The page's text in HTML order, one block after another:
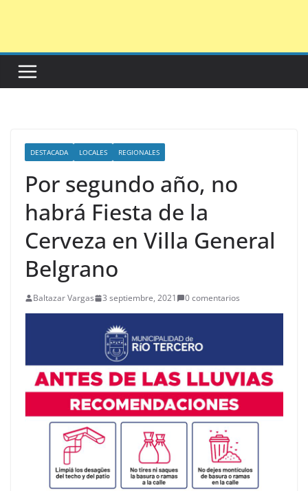
DESTACADA LOCALES REGIONALES
Por segundo año, no
habrá Fiesta de la
Cerveza en Villa General
Belgrano
Baltazar Vargas 3 septiembre, 2021 0 comentarios